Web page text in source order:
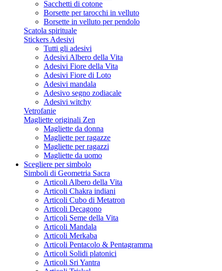
Sacchetti di cotone
Borsette per tarocchi in velluto
Borsette in velluto per pendolo
Scatola spirituale
Stickers Adesivi
Tutti gli adesivi
Adesivi Albero della Vita
Adesivi Fiore della Vita
Adesivi Fiore di Loto
Adesivi mandala
Adesivo segno zodiacale
Adesivi witchy
Vetrofanie
Magliette originali Zen
Magliette da donna
Magliette per ragazze
Magliette per ragazzi
Magliette da uomo
Scegliere per simbolo
Simboli di Geometria Sacra
Articoli Albero della Vita
Articoli Chakra indiani
Articoli Cubo di Metatron
Articoli Decagono
Articoli Seme della Vita
Articoli Mandala
Articoli Merkaba
Articoli Pentacolo & Pentagramma
Articoli Solidi platonici
Articoli Sri Yantra